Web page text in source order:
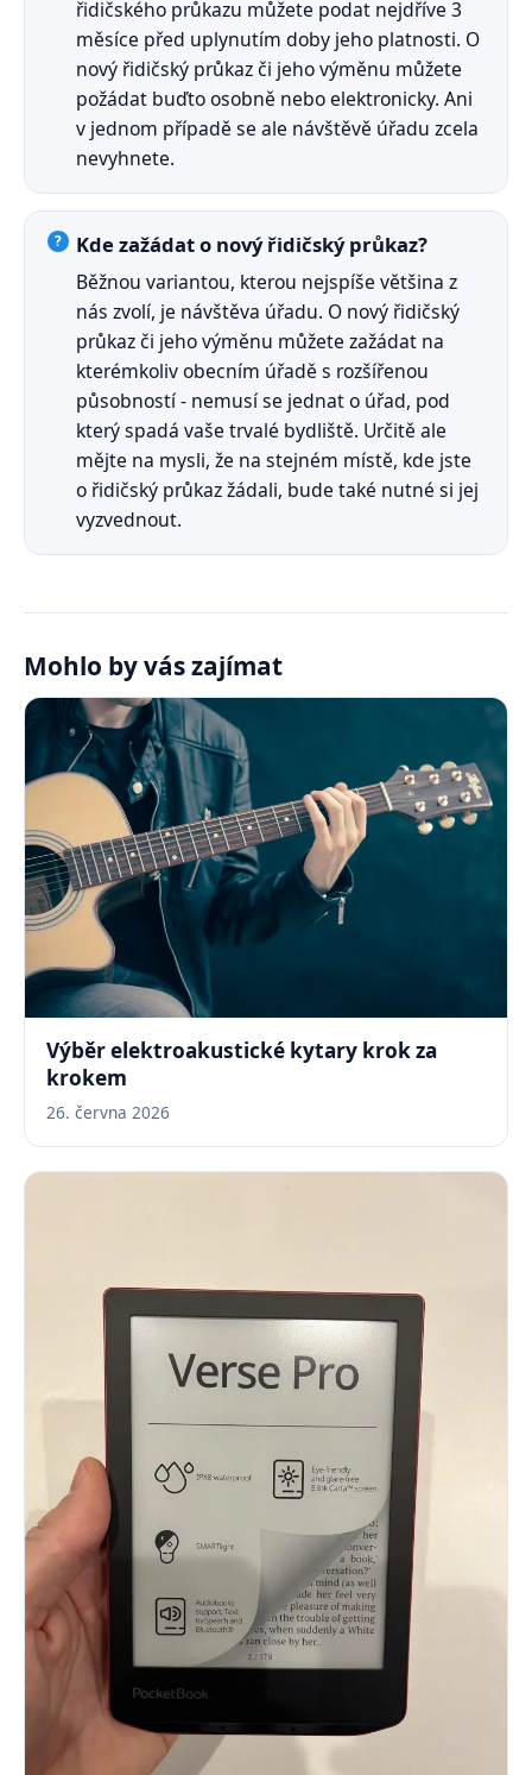
řidičského průkazu můžete podat nejdříve 3
měsíce před uplynutím doby jeho platnosti. O
nový řidičský průkaz či jeho výměnu můžete
požádat buďto osobně nebo elektronicky. Ani
v jednom případě se ale návštěvě úřadu zcela
nevyhnete.
Kde zažádat o nový řidičský průkaz?
Běžnou variantou, kterou nejspíše většina z
nás zvolí, je návštěva úřadu. O nový řidičský
průkaz či jeho výměnu můžete zažádat na
kterémkoliv obecním úřadě s rozšířenou
působností - nemusí se jednat o úřad, pod
který spadá vaše trvalé bydliště. Určitě ale
mějte na mysli, že na stejném místě, kde jste
o řidičský průkaz žádali, bude také nutné si jej
vyzvednout.
Mohlo by vás zajímat
Výběr elektroakustické kytary krok za
krokem
26. června 2026